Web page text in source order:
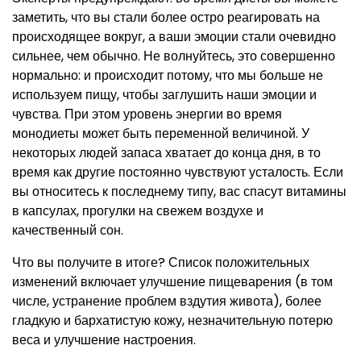
заметить, что вы стали более остро реагировать на
происходящее вокруг, а ваши эмоции стали очевидно
сильнее, чем обычно. Не волнуйтесь, это совершенно
нормально: и происходит потому, что мы больше не
используем пищу, чтобы заглушить наши эмоции и
чувства. При этом уровень энергии во время
монодиеты может быть переменной величиной. У
некоторых людей запаса хватает до конца дня, в то
время как другие постоянно чувствуют усталость. Если
вы относитесь к последнему типу, вас спасут витамины
в капсулах, прогулки на свежем воздухе и
качественный сон.
Что вы получите в итоге? Список положительных
изменений включает улучшение пищеварения (в том
числе, устранение проблем вздутия живота), более
гладкую и бархатистую кожу, незначительную потерю
веса и улучшение настроения.